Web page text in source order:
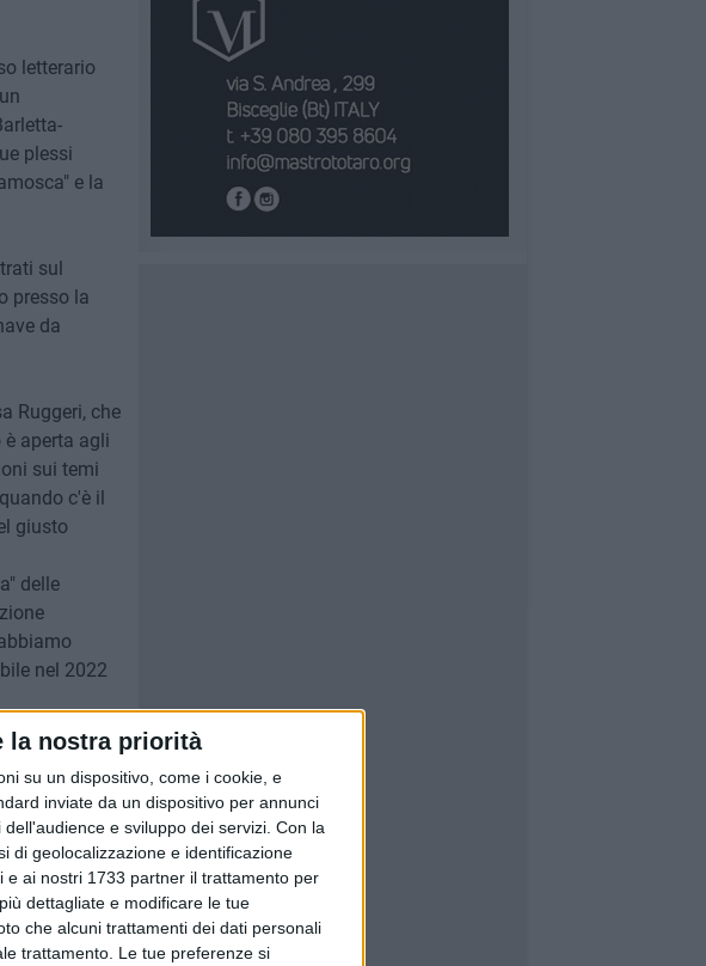
la nostra priorità
su un dispositivo, come i cookie, e
inviate da un dispositivo per annunci
e sviluppo dei servizi. Con la
di geolocalizzazione e identificazione
ai nostri 1733 partner il trattamento per
dettagliate e modificare le tue
che alcuni trattamenti dei dati personali
trattamento. Le tue preferenze si
letterario
plessi
e la
sul
presso la
da
Ruggeri, che
aperta agli
sui temi
c'è il
giusto
delle
nel 2022
e
fatto
della storia
anche